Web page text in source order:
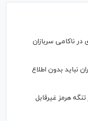
در ناکامی سربازان
نباید بدون اطلاع
هرمز غیرقابل